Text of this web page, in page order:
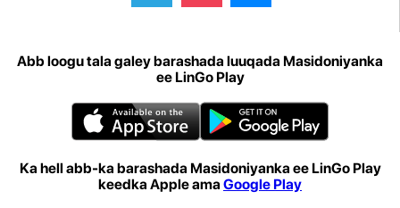
Abb loogu tala galey barashada luuqada Masidoniyanka
ee LinGo Play
Ka hell abb-ka barashada Masidoniyanka ee LinGo Play
keedka Apple ama Google Play